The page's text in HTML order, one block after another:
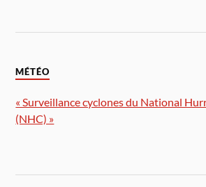
MÉTÉO
« Surveillance cyclones du National
(NHC) »